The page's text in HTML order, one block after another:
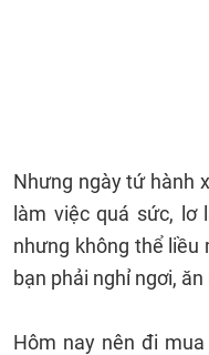
Nhưng ngày tứ hành
làm việc quá sức, lơ
nhưng không thể liều
bạn phải nghỉ ngơi,
Hôm nay nên đi